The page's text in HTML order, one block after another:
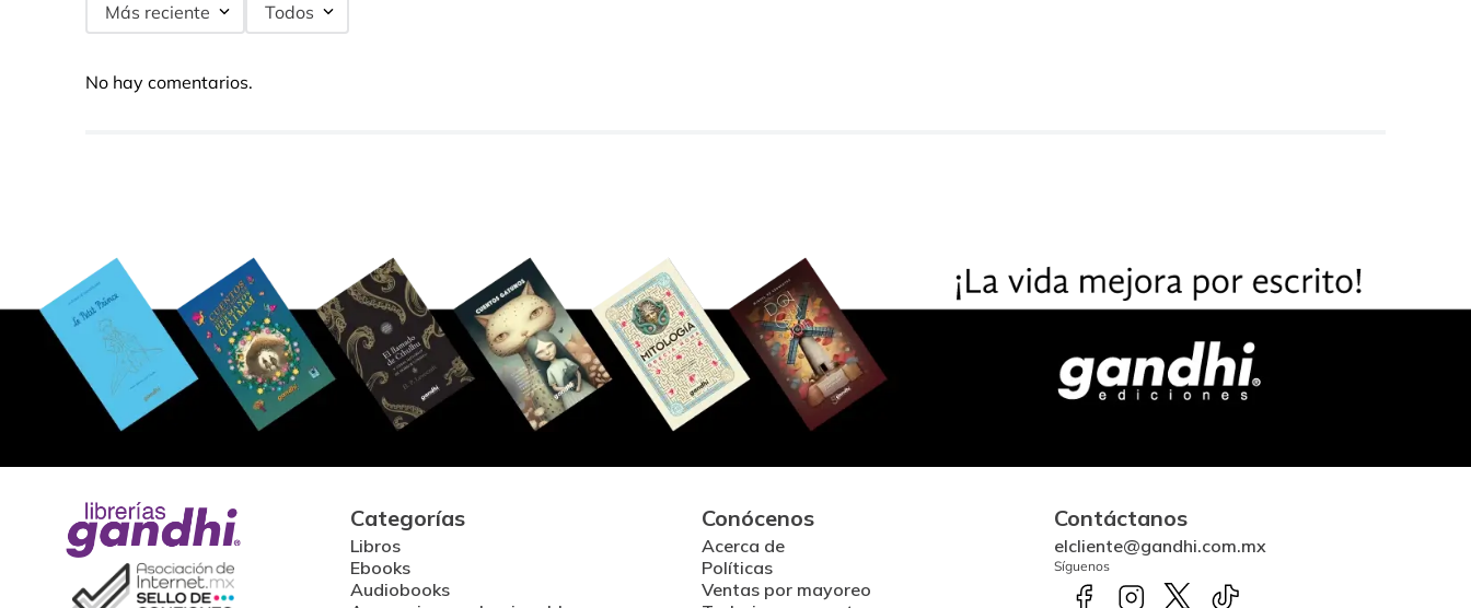
Más reciente Todos
No hay comentarios.
Categorías
Libros
Ebooks
Audiobooks
Conócenos
Acerca de
Políticas
Ventas por mayoreo
Contáctanos
elcliente@gandhi.com.mx
Síguenos